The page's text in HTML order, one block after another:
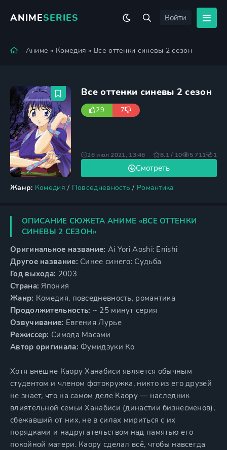
ANIMESERIES Войти
Аниме » Комедия » Все оттенки синевы 2 сезон
Все оттенки синевы 2 сезон
29 7
Жанр: Комедия / Повседневность / Романтика
Смотреть
26 июл 2021, 13:46 8.1 / 10 5 711 1
ОПИСАНИЕ СЮЖЕТА АНИМЕ «ВСЕ ОТТЕНКИ
СИНЕВЫ 2 СЕЗОН»
Оригинальное название: Ai Yori Aoshi: Enishi
Другое название: Синее синего: Судьба
Год выхода: 2003
Страна: Япония
Жанр: Комедия, повседневность, романтика
Продолжительность: ~ 25 минут серия
Озвучивание: Евгения Лурье
Режиссер: Симода Масами
Автор оригинала: Фумидзуки Ко
Хотя внешне Каору Ханабиси является обычным
студентом и членом фотокружка, никто из его друзей
не знает, что на самом деле Каору — наследник
влиятельной семьи Ханабиси (династии бизнесменов),
сбежавший от них, не в силах мириться с их
порядками и надругательством над памятью его
покойной матери. Каору сделал всё, чтобы навсегда